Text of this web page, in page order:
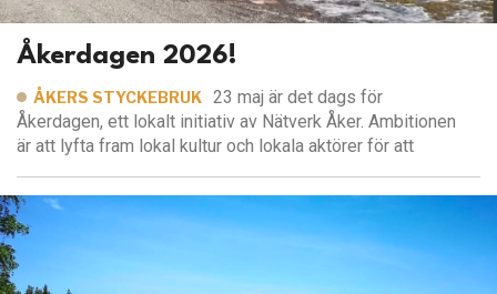
Åkerdagen 2026!
ÅKERS STYCKEBRUK 23 maj är det dags för
Åkerdagen, ett lokalt initiativ av Nätverk Åker. Ambitionen
är att lyfta fram lokal kultur och lokala aktörer för att